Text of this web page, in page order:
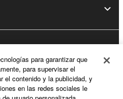
para garantizar que
para supervisar el
el contenido y la publicidad, y
en las redes sociales le